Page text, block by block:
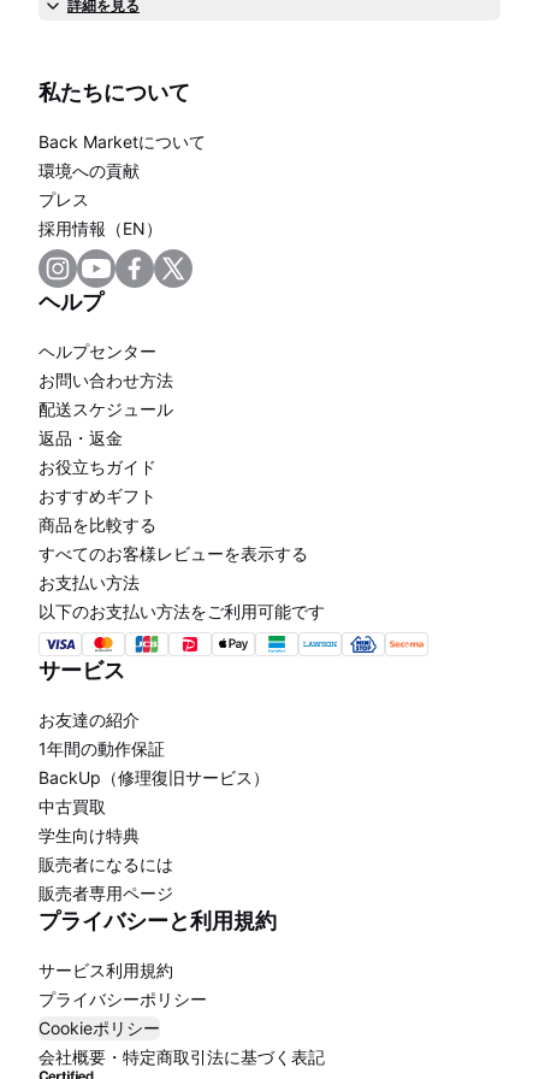
詳細を見る
私たちについて
Back Marketについて
環境への貢献
プレス
採用情報（EN）
ヘルプ
ヘルプセンター
お問い合わせ方法
配送スケジュール
返品・返金
お役立ちガイド
おすすめギフト
商品を比較する
すべてのお客様レビューを表示する
お支払い方法
以下のお支払い方法をご利用可能です
サービス
お友達の紹介
1年間の動作保証
BackUp（修理復旧サービス）
中古買取
学生向け特典
販売者になるには
販売者専用ページ
プライバシーと利用規約
サービス利用規約
プライバシーポリシー
Cookieポリシー
会社概要・特定商取引法に基づく表記